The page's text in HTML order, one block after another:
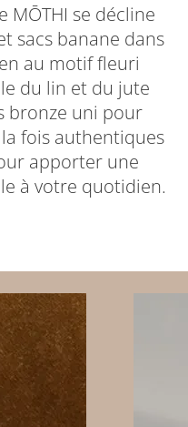
MŌTHI se décline
sacs banane dans
au motif fleuri
du lin et du jute
bronze uni pour
fois authentiques
apporter une
à votre quotidien.